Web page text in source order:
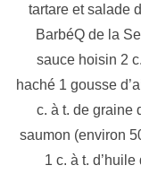
tartare et salade
BarbéQ de la
sauce hoisin 2
haché 1 gousse
c. à t. de graine
saumon (environ
1 c. à t.